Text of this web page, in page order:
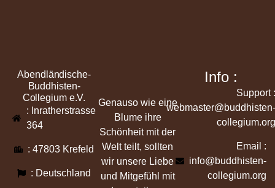
Abendländische-
Buddhisten-
Collegium e.V.
: Inratherstrasse
364
: 47803 Krefeld
: Deutschland
Genauso wie eine
Blume ihre
Schönheit mit der
Welt teilt, sollten
wir unsere Liebe
und Mitgefühl mit
Info :
Support :
webmaster@buddhisten-
collegium.org
Email :
info@buddhisten-
collegium.org